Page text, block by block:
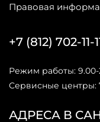
Правовая
АДРЕСА В
+7 (812) 702-11-
Режим работы: 9.00-
Сервисные центры: